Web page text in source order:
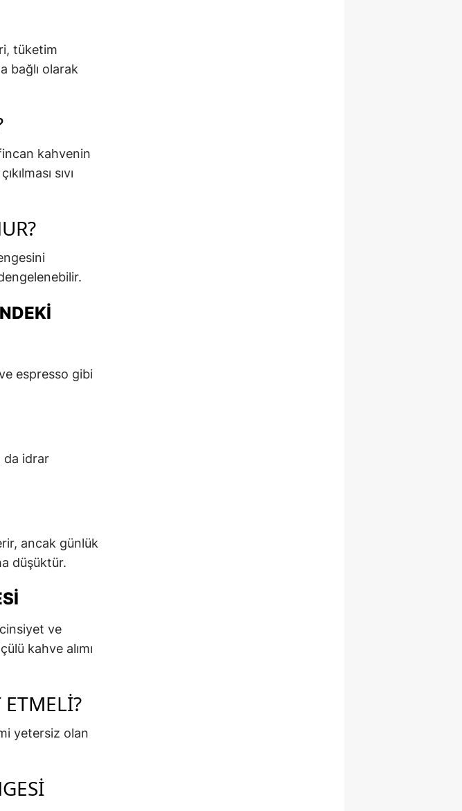
tüketim
bağlı olarak
kahvenin
sıvı
espresso gibi
da idrar
ancak günlük
düşüktür.
ve
kahve alımı
yetersiz olan